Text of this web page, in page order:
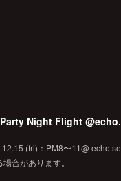
Night Flight
(fri)：PM8〜11@
合があります。